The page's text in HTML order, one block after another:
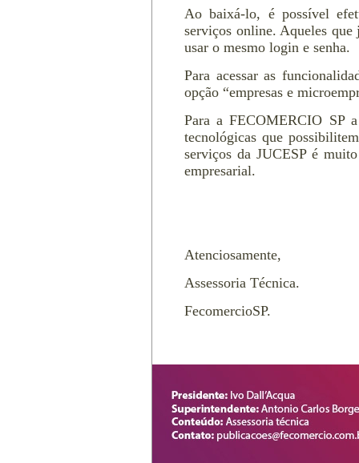
Ao baixá-lo, é possível
serviços online. Aqueles
usar o mesmo login e senha.
Para acessar as
opção “empresas e
Para a FECOMERCIO SP
tecnológicas que
serviços da JUCESP é
empresarial.
Atenciosamente,
Assessoria Técnica.
FecomercioSP.